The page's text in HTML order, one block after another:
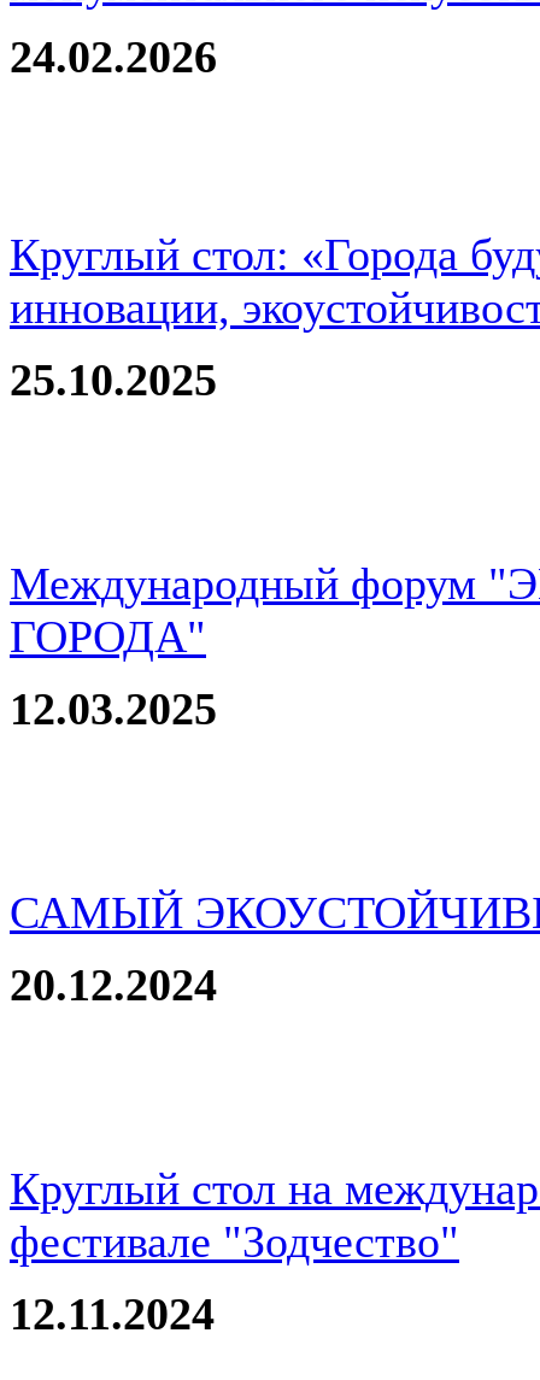
24.02.2026
Круглый стол: «Города
инновации,
25.10.2025
Международный
ГОРОДА"
12.03.2025
САМЫЙ
20.12.2024
Круглый стол на
фестивале "Зодчество"
12.11.2024